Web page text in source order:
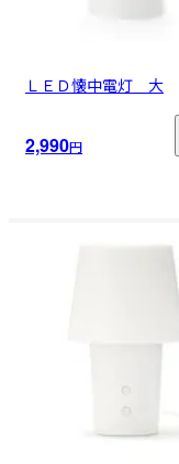
ＬＥＤ懐中電灯 大
2,990円